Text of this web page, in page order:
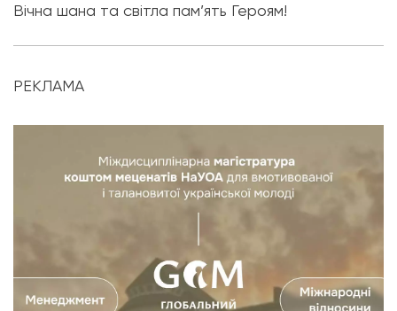
Вічна шана та світла пам’ять Героям!
РЕКЛАМА